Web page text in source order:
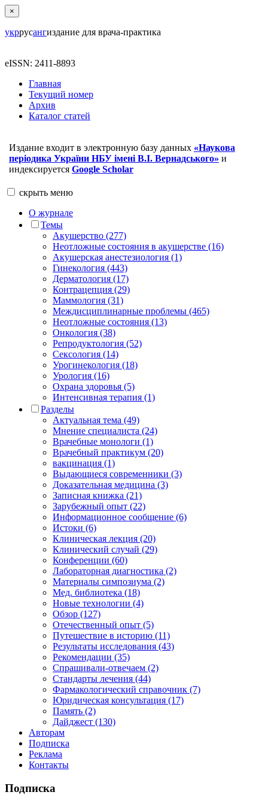
×
укррусангиздание для врача-практика
eISSN: 2411-8893
Главная
Текущий номер
Архив
Каталог статей
Издание входит в электронную базу данных «Наукова
періодика України НБУ імені В.І. Вернадського» и
индексируется Google Scholar
скрыть меню
О журнале
Темы
Акушерство (277)
Неотложные состояния в акушерстве (16)
Акушерская анестезиология (1)
Гинекология (443)
Дерматология (17)
Контрацепция (29)
Маммология (31)
Междисциплинарные проблемы (465)
Неотложные состояния (13)
Онкология (38)
Репродуктология (52)
Сексология (14)
Урогинекология (18)
Урология (16)
Охрана здоровья (5)
Интенсивная терапия (1)
Разделы
Актуальная тема (49)
Мнение специалиста (24)
Врачебные монологи (1)
Врачебный практикум (20)
вакцинация (1)
Выдающиеся современники (3)
Доказательная медицина (3)
Записная книжка (21)
Зарубежный опыт (22)
Информационное сообщение (6)
Истоки (6)
Клиническая лекция (20)
Клинический случай (29)
Конференции (60)
Лабораторная диагностика (2)
Материалы симпозиума (2)
Мед. библиотека (18)
Новые технологии (4)
Обзор (127)
Отечественный опыт (5)
Путешествие в историю (11)
Результаты исследования (43)
Рекомендации (35)
Спрашивали-отвечаем (2)
Стандарты лечения (44)
Фармакологический справочник (7)
Юридическая консультация (17)
Память (2)
Дайджест (130)
Авторам
Подписка
Реклама
Контакты
Подписка